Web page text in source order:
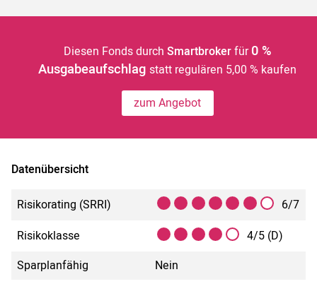
Diesen Fonds durch Smartbrokerfür 0 %
Ausgabeaufschlagstatt regulären 5,00 % kaufen
zum Angebot
Datenübersicht
Risikorating (SRRI)
6/7
Risikoklasse
4/5 (D)
Sparplanfähig
Nein